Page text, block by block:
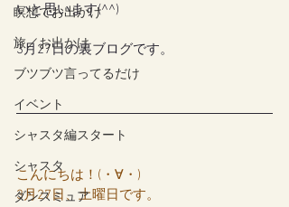
瞑想でお出かけ
旅／お出かけ
ブツブツ言ってるだけ
イベント
シャスタ編スタート
シャスタ
ダンスミュア
いと思います(^^)
3月27日の裏ブログです。
こんにちは！(・∀・)
3月27日、土曜日です。